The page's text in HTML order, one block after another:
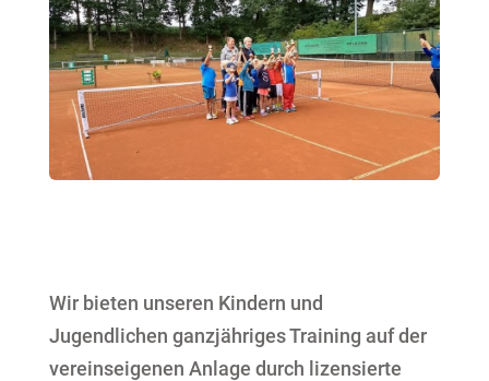
Wir bieten unseren Kindern und
Jugendlichen ganzjähriges Training auf der
vereinseigenen Anlage durch lizensierte